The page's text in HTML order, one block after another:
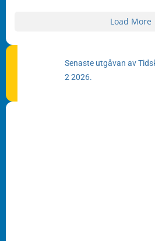
Load More
Senaste utgåvan av
2 2026.